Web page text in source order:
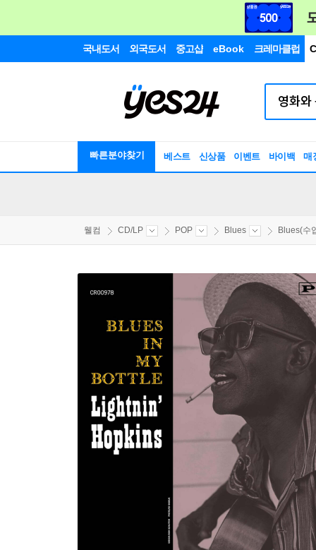
국내도서 외국도서 중고샵 eBook 크레마클럽
빠른분야찾기 베스트 신상품 이벤트 바이백 매
웰컴 CD/LP POP Blues Blues(수